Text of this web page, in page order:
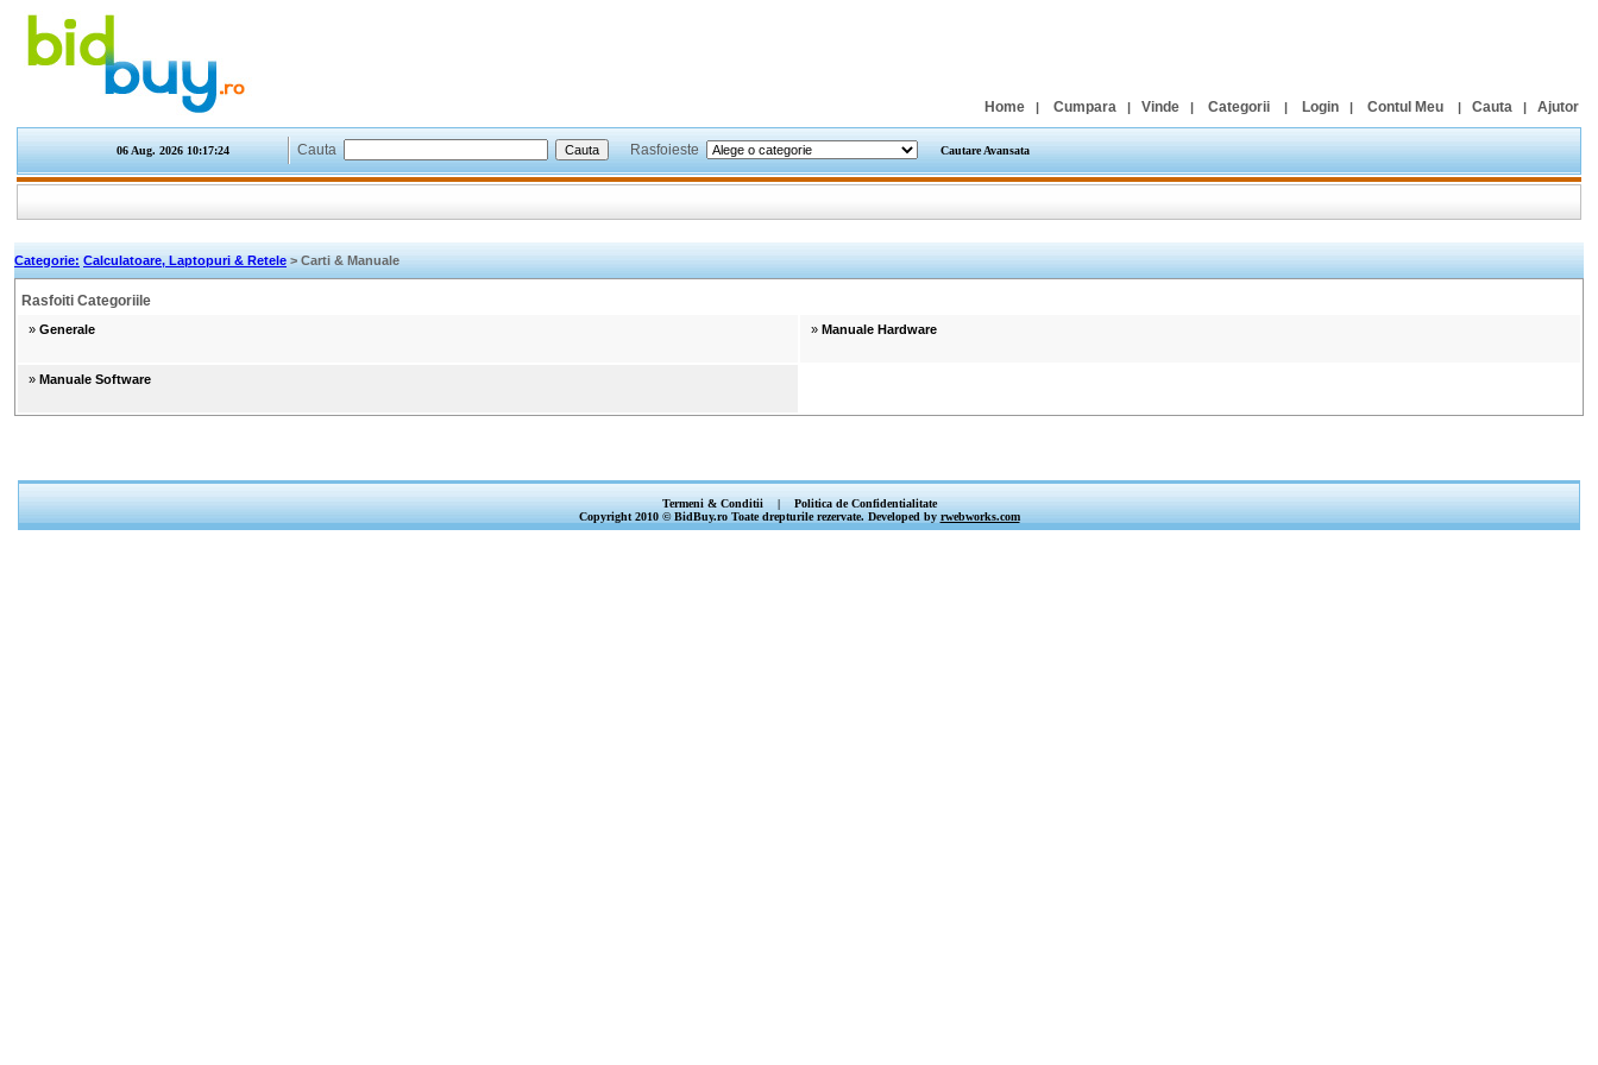
Home | Cumpara | Vinde | Categorii | Login | Contul Meu | Cauta | Ajutor
06 Aug. 2026 10:17:24 Cauta Rasfoieste Cautare Avansata
Categorie: Calculatoare, Laptopuri & Retele > Carti & Manuale
Rasfoiti Categoriile
» Generale » Manuale Hardware
» Manuale Software
Termeni & Conditii |
Politica de Confidentialitate
Copyright 2010 © BidBuy.ro Toate drepturile rezervate. Developed by rwebworks.com